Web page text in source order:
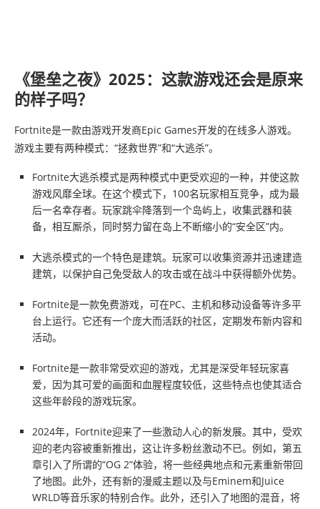
《堡垒之夜》2025：这款游戏还会是原来
的样子吗？
Fortnite是一款由游戏开发商Epic Games开发的在线多人游戏。
游戏主要有两种模式：“拯救世界”和“大逃杀”。
Fortnite大逃杀模式是两种模式中更受欢迎的一种，并使这款
游戏风靡全球。在这个模式下，100名玩家相互竞争，成为最
后一名幸存者。玩家跳伞降落到一个岛屿上，收集武器和装
备，相互厮杀，同时努力留在岛上不断缩小的“安全区”内。
大逃杀模式的一个特色是建筑。玩家可以收集资源并迅速建造
建筑，以保护自己免受敌人的攻击或在战斗中获得额外优势。
Fortnite是一款免费游戏，可在PC、主机和移动设备等许多平
台上运行。它还有一个庞大而活跃的社区，定期发布新内容和
活动。
Fortnite是一款非常受欢迎的游戏，尤其是深受年轻玩家喜
爱，因为其可爱的画面和血腥程度较低，这些特点也使其适合
这些年龄段的游戏玩家。
2024年，Fortnite迎来了一些激动人心的新发展。其中，受欢
迎的老内容被重新推出，这让许多粉丝激动不已。例如，第五
章引入了所谓的“OG 2”体验，将一些经典地点和元素重新带回
了地图。此外，还有新的漫威主题以及与Eminem和Juice
WRLD等音乐家的特别合作。此外，还引入了地图的混音，将